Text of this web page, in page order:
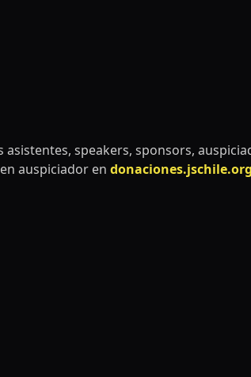
asistentes, speakers, sponsors,
auspiciador en donaciones.jschile.org